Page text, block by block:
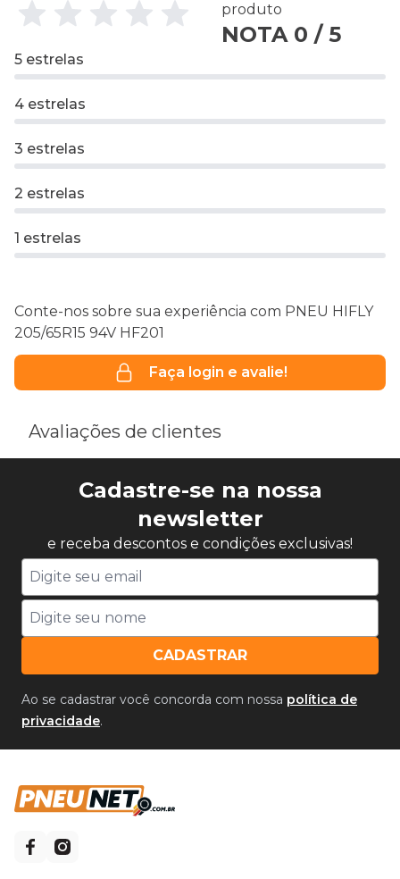
produto
NOTA 0 / 5
5 estrelas
4 estrelas
3 estrelas
2 estrelas
1 estrelas
Conte-nos sobre sua experiência com PNEU HIFLY
205/65R15 94V HF201
Faça login e avalie!
Avaliações de clientes
Cadastre-se na nossa
newsletter
e receba descontos e condições exclusivas!
CADASTRAR
Ao se cadastrar você concorda com nossa política de
privacidade.